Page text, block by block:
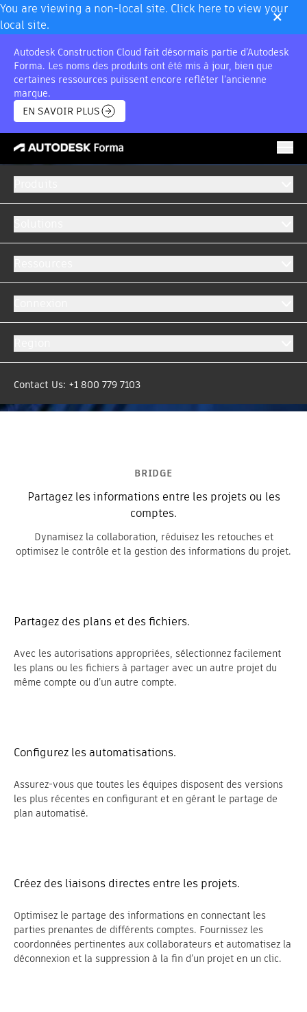
You are viewing a non-local site. Click here to view your
local site.
×
Autodesk Construction Cloud fait désormais partie d’Autodesk
Forma. Les noms des produits ont été mis à jour, bien que
certaines ressources puissent encore refléter l’ancienne
marque.
EN SAVOIR PLUS
Contact Us: +1 800 779 7103
BRIDGE
Partagez les informations entre les projets ou les
comptes.
Dynamisez la collaboration, réduisez les retouches et
optimisez le contrôle et la gestion des informations du projet.
Partagez des plans et des fichiers.
Avec les autorisations appropriées, sélectionnez facilement
les plans ou les fichiers à partager avec un autre projet du
même compte ou d’un autre compte.
Configurez les automatisations.
Assurez-vous que toutes les équipes disposent des versions
les plus récentes en configurant et en gérant le partage de
plan automatisé.
Créez des liaisons directes entre les projets.
Optimisez le partage des informations en connectant les
parties prenantes de différents comptes. Fournissez les
coordonnées pertinentes aux collaborateurs et automatisez la
déconnexion et la suppression à la fin d’un projet en un clic.